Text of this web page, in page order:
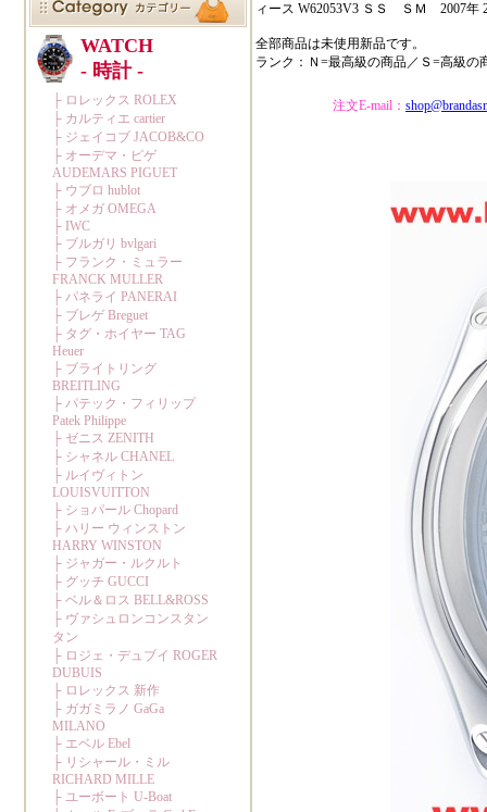
ィース W62053V3 ＳＳ ＳＭ 2007年
全部商品は未使用新品です。
ランク：Ｎ=最高級の商品／Ｓ=高級の
注文E-mail：